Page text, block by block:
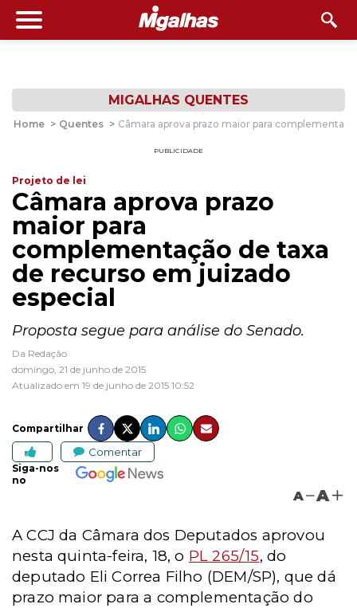
MIGALHAS QUENTES
Home > Quentes > Câmara aprova prazo maior para
PUBLICIDADE
Projeto de lei
Câmara aprova prazo
maior para
complementação de taxa
de recurso em juizado
especial
Proposta segue para análise do Senado.
Da Redação
domingo, 21 de junho de 2015
Atualizado em 19 de junho de 2015 10:52
Compartilhar
Comentar
Siga-nos
no
A A
A CCJ da Câmara dos Deputados aprovou
nesta quinta-feira, 18, o PL 265/15, do
deputado Eli Correa Filho (DEM/SP), que dá
prazo maior para a complementação do